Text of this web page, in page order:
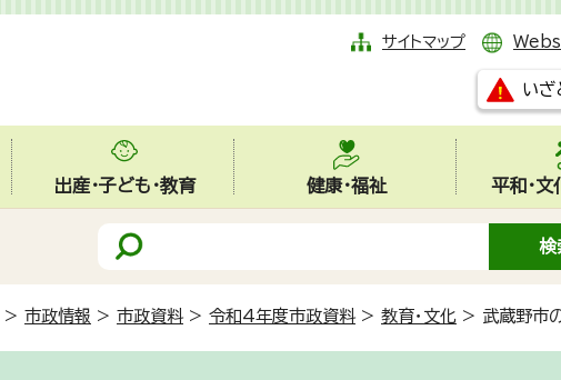
サイトマップ
いざ
出産・子ども・教育 健康・福祉 平和・文
> 市政情報 > 市政資料 > 令和4年度市政資料 > 教育・文化 > 武蔵野市